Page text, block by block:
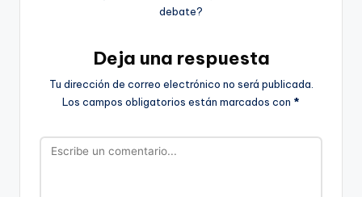
debate?
Deja una respuesta
Tu dirección de correo electrónico no será publicada.
Los campos obligatorios están marcados con *